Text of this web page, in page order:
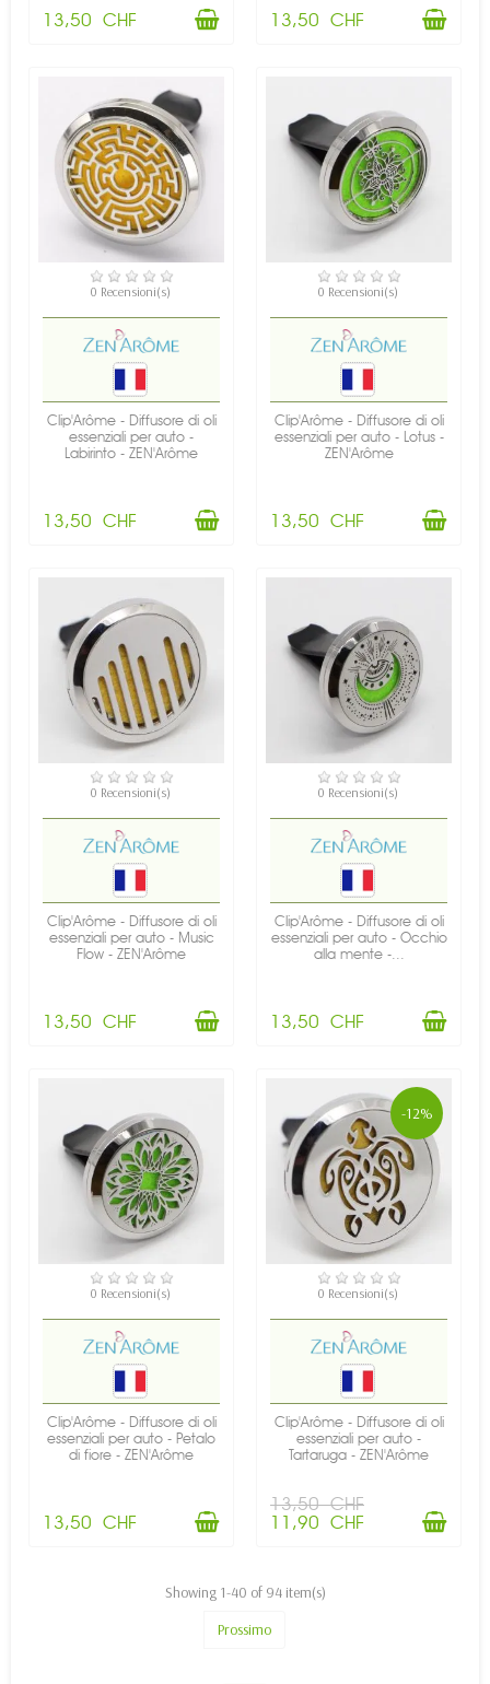
13,50 CHF 13,50 CHF
DISPONIBILE
0 Recensioni(s)
Clip'Arôme - Diffusore di oli
essenziali per auto -
Labirinto - ZEN'Arôme
13,50 CHF
DISPONIBILE
0 Recensioni(s)
Clip'Arôme - Diffusore di oli
essenziali per auto - Lotus -
ZEN'Arôme
13,50 CHF
DISPONIBILE
0 Recensioni(s)
Clip'Arôme - Diffusore di oli
essenziali per auto - Music
Flow - ZEN'Arôme
13,50 CHF
DISPONIBILE
0 Recensioni(s)
Clip'Arôme - Diffusore di oli
essenziali per auto - Occhio
alla mente -...
13,50 CHF
DISPONIBILE
0 Recensioni(s)
Clip'Arôme - Diffusore di oli
essenziali per auto - Petalo
di fiore - ZEN'Arôme
13,50 CHF
-12%
DISPONIBILE
0 Recensioni(s)
Clip'Arôme - Diffusore di oli
essenziali per auto -
Tartaruga - ZEN'Arôme
13,50 CHF
11,90 CHF
Showing 1-40 of 94 item(s)
Prossimo